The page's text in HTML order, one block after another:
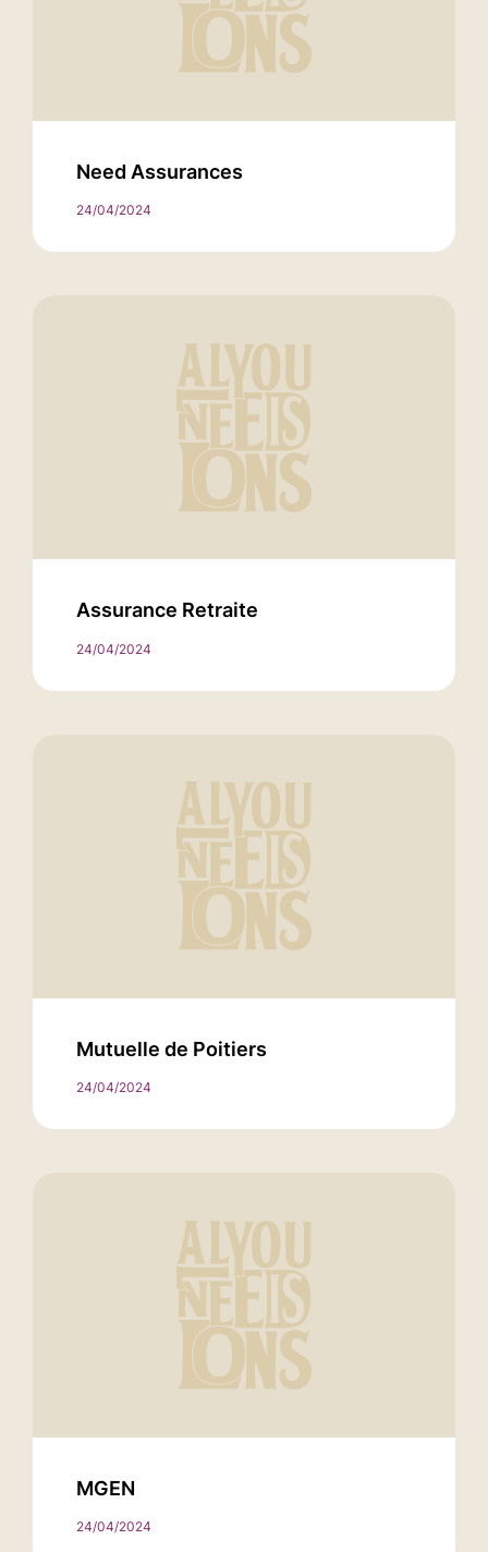
Need Assurances
24/04/2024
Assurance Retraite
24/04/2024
Mutuelle de Poitiers
24/04/2024
MGEN
24/04/2024